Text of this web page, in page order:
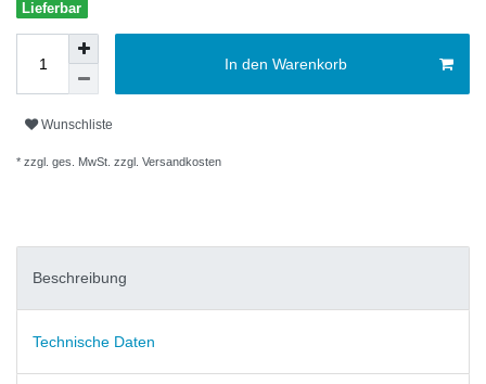
Lieferbar
In den Warenkorb
Wunschliste
* zzgl. ges. MwSt. zzgl. Versandkosten
Beschreibung
Technische Daten